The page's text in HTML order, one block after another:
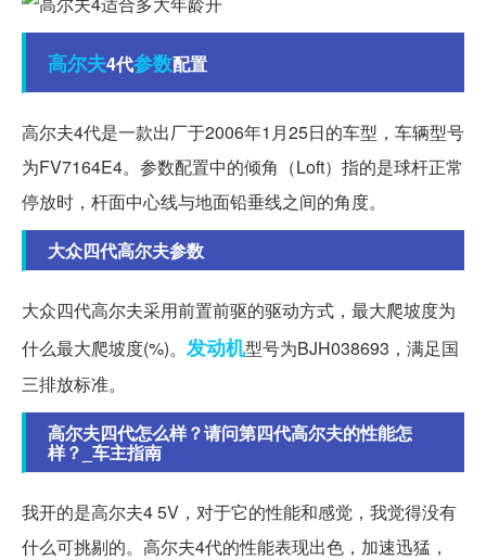
高尔夫4代参数配置
高尔夫4代是一款出厂于2006年1月25日的车型，车辆型号
为FV7164E4。参数配置中的倾角（Loft）指的是球杆正常
停放时，杆面中心线与地面铅垂线之间的角度。
大众四代高尔夫参数
大众四代高尔夫采用前置前驱的驱动方式，最大爬坡度为
什么最大爬坡度(%)。 发动机型号为BJH038693，满足国
三排放标准。
高尔夫四代怎么样？请问第四代高尔夫的性能怎
样？_车主指南
我开的是高尔夫4 5V，对于它的性能和感觉，我觉得没有
什么可挑剔的。高尔夫4代的性能表现出色，加速迅猛，